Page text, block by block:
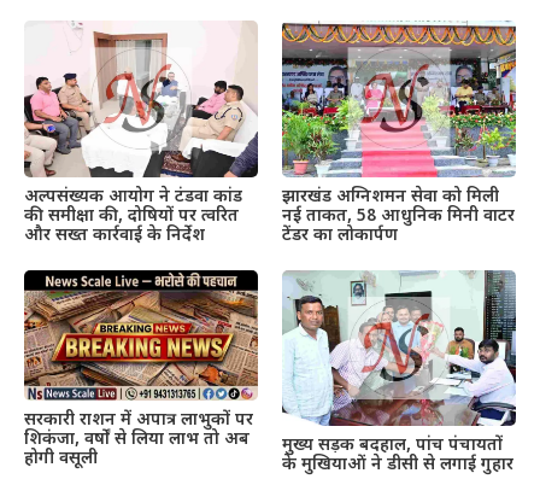
अल्पसंख्यक आयोग ने टंडवा कांड
की समीक्षा की, दोषियों पर त्वरित
और सख्त कार्रवाई के निर्देश
झारखंड अग्निशमन सेवा को मिली
नई ताकत, 58 आधुनिक मिनी वाटर
टेंडर का लोकार्पण
सरकारी राशन में अपात्र लाभुकों पर
शिकंजा, वर्षों से लिया लाभ तो अब
होगी वसूली
मुख्य सड़क बदहाल, पांच पंचायतों
के मुखियाओं ने डीसी से लगाई गुहार